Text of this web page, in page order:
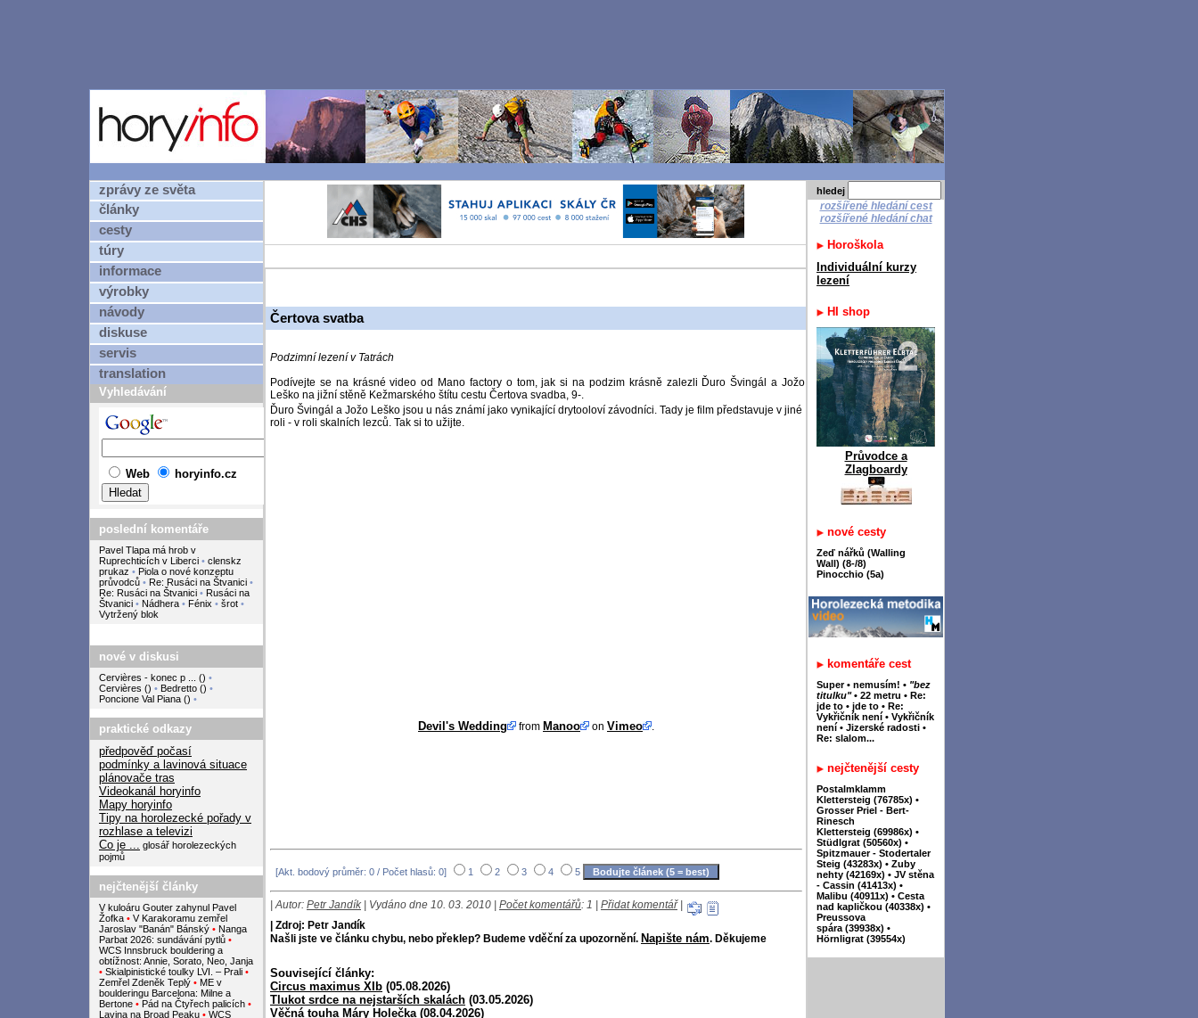
zprávy ze světa
články
cesty
túry
informace
výrobky
návody
diskuse
servis
translation
Vyhledávání
Web horyinfo.cz
poslední komentáře
Pavel Tlapa má hrob v
Ruprechticích v Liberci • clenskz
prukaz • Piola o nové konzeptu
průvodců • Re: Rusáci na Štvanici •
Re: Rusáci na Štvanici • Rusáci na
Štvanici • Nádhera • Fénix • šrot •
Vytržený blok
nové v diskusi
Cervières - konec p ... () •
Cervières () • Bedretto () •
Poncione Val Piana () •
praktické odkazy
předpověď počasí
podmínky a lavinová situace
plánovače tras
Videokanál horyinfo
Mapy horyinfo
Tipy na horolezecké pořady v
rozhlase a televizi
Co je ... glosář horolezeckých
pojmů
nejčtenější články
V kuloáru Gouter zahynul Pavel
Žofka • V Karakoramu zemřel
Jaroslav "Banán" Bánský • Nanga
Parbat 2026: sundávání pytlů •
WCS Innsbruck bouldering a
obtížnost: Annie, Sorato, Neo, Janja
• Skialpinistické toulky LVI. – Prali •
Zemřel Zdeněk Teplý • ME v
boulderingu Barcelona: Milne a
Bertone • Pád na Čtyřech palicích •
Lavina na Broad Peaku • WCS
Čertova svatba
Podzimní lezení v Tatrách
Podívejte se na krásné video od Mano factory o tom, jak si na podzim krásně zalezli Ďuro Švingál a Jožo
Leško na jižní stěně Kežmarského štítu cestu Čertova svadba, 9-.
Ďuro Švingál a Jožo Leško jsou u nás známí jako vynikající drytooloví závodníci. Tady je film představuje v jiné
roli - v roli skalních lezců. Tak si to užijte.
Devil's Wedding from Manoo on Vimeo .
[Akt. bodový průměr: 0 / Počet hlasů: 0] 1 2 3 4 5
| Autor: Petr Jandík | Vydáno dne 10. 03. 2010 | Počet komentářů: 1 | Přidat komentář|
| Zdroj: Petr Jandík
Našli jste ve článku chybu, nebo překlep? Budeme vděční za upozornění. Napište nám. Děkujeme
Související články:
Circus maximus XIb (05.08.2026)
Tlukot srdce na nejstarších skalách (03.05.2026)
Věčná touha Máry Holečka(08.04.2026)
hledej
rozšířené hledání cest
rozšířené hledání chat
Horoškola
Individuální kurzy
lezení
HI shop
Průvodce a
Zlagboardy
nové cesty
Zeď nářků (Walling
Wall) (8-/8)
Pinocchio (5a)
komentáře cest
Super • nemusím! • "bez
titulku" • 22 metru • Re:
jde to • jde to • Re:
Vykřičník není • Vykřičník
není • Jizerské radosti •
Re: slalom...
nejčtenější cesty
Postalmklamm
Klettersteig (76785x) •
Grosser Priel - Bert-
Rinesch
Klettersteig (69986x) •
Stüdlgrat (50560x) •
Spitzmauer - Stodertaler
Steig (43283x) • Zuby
nehty (42169x) • JV stěna
- Cassin (41413x) •
Malibu (40911x) • Cesta
nad kapličkou (40338x) •
Preussova
spára (39938x) •
Hörnligrat (39554x)